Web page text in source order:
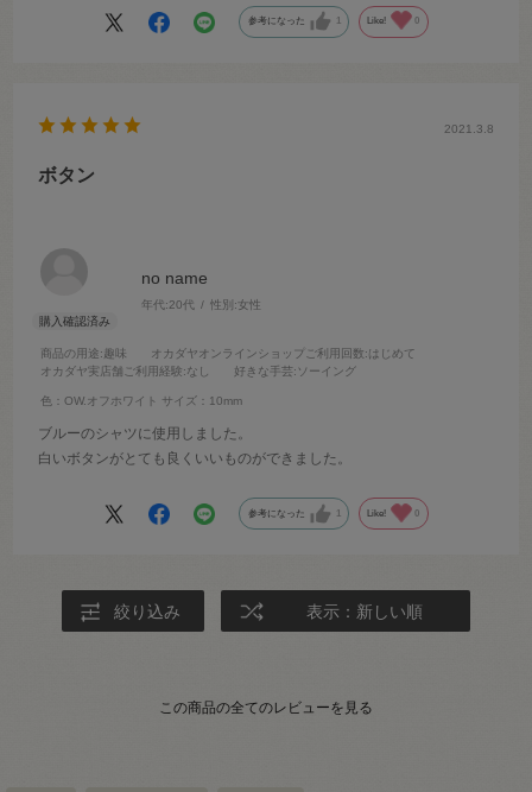
参考になった 1 Like! 0
no name
年代:20代 性別:女性
商品の用途:趣味 オカダヤオンラインショップご利用回数:はじめて
オカダヤ実店舗ご利用経験:なし 好きな手芸:ソーイング
色：OW.オフホワイト サイズ：10mm
2021.3.8
ボタン
ブルーのシャツに使用しました。
白いボタンがとても良くいいものができました。
参考になった 1 Like! 0
絞り込み 表示：新しい順
この商品の全てのレビューを見る